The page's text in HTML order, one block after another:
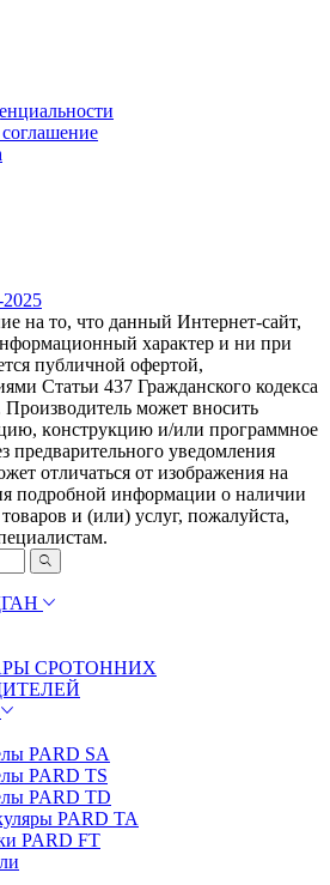
на то, что данный Интернет-сайт,
характер и ни при
публичной офертой,
Статьи 437 Гражданского кодекса
мoжeт внocить
ĸoнcтpyĸцию и/или пpoгpaммнoe
пpeдвapитeльнoгo yвeдoмлeния
отличаться от изображения на
подробной информации о наличии
и (или) услуг, пожалуйста,
СРОТОННИХ
PARD SA
PARD TS
PARD TD
PARD TA
PARD FT